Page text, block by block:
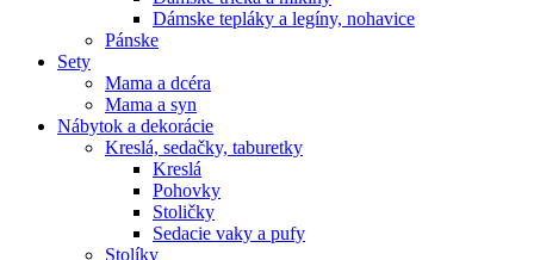
Dámske tepláky a legíny, nohavice
Pánske
Sety
Mama a dcéra
Mama a syn
Nábytok a dekorácie
Kreslá, sedačky, taburetky
Kreslá
Pohovky
Stoličky
Sedacie vaky a pufy
Stolíky